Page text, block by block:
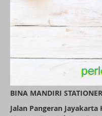
BINA MANDIRI
Jalan Pangeran